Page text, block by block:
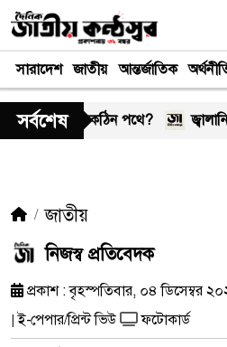
সারাদেশ জাতীয় আন্তর্জাতিক
সর্বশেষ
কি আবার কঠিন পথে? জ্বালানি
জাতীয়
নিজস্ব প্রতিবেদক
প্রকাশ : বৃহস্পতিবার, ০৪ ডিসেম্বর
| ই-পেপার/প্রিন্ট ভিউ ফটোকার্ড